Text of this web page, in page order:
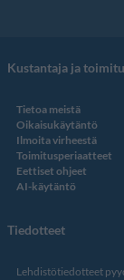
Kustantaja ja
Tietoa meistä
Oikaisukäytäntö
Ilmoita virheestä
Toimitusperiaatteet
Eettiset ohjeet
AI-käytäntö
Tiedotteet
Lehdistötiedotteet